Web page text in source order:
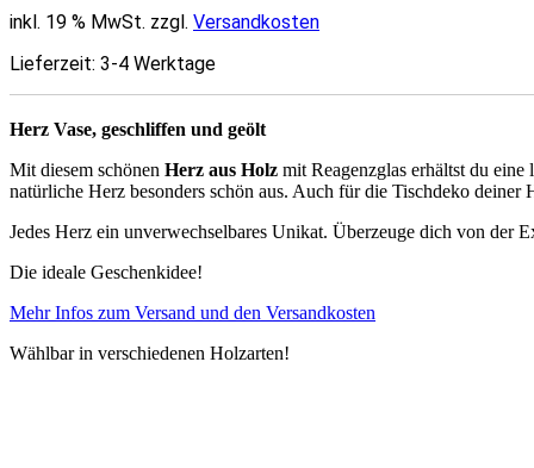
inkl. 19 % MwSt. zzgl. Versandkosten
Lieferzeit: 3-4 Werktage
Herz Vase, geschliffen und geölt
Mit diesem schönen Herz aus Holz mit Reagenzglas erhältst du
natürliche Herz besonders schön aus. Auch für die Tischdeko deiner
Jedes Herz ein unverwechselbares Unikat. Überzeuge dich von der
Die ideale Geschenkidee!
Mehr Infos zum Versand und den Versandkosten
Wählbar in verschiedenen Holzarten!